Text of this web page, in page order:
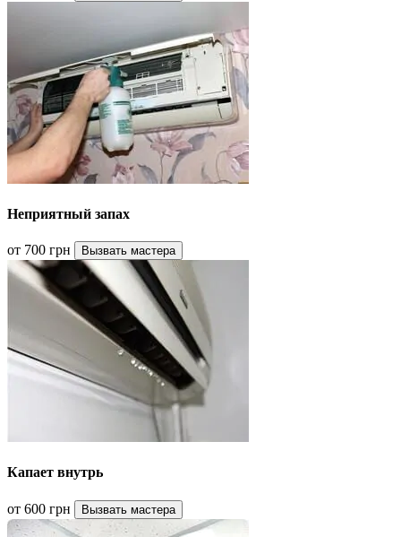
Неприятный запах
от 700 грн Вызвать мастера
Капает внутрь
от 600 грн Вызвать мастера